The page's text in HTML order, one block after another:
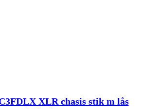
XLR chasis stik m lås